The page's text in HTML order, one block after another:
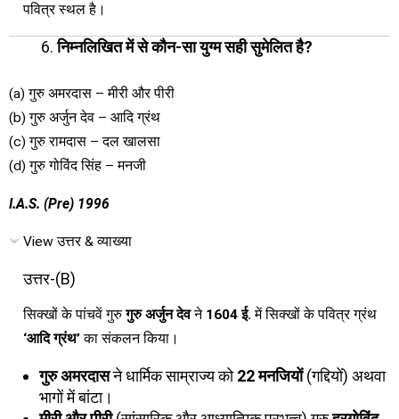
पवित्र स्थल है।
निम्नलिखित में से कौन-सा युग्म सही सुमेलित है?
(a) गुरु अमरदास – मीरी और पीरी
(b) गुरु अर्जुन देव – आदि ग्रंथ
(c) गुरु रामदास – दल खालसा
(d) गुरु गोविंद सिंह – मनजी
I.A.S. (Pre) 1996
View उत्तर & व्याख्या
उत्तर-(B)
सिक्खों के पांचवें गुरुगुरु अर्जुन देवने 1604 ई. में सिक्खों के पवित्र ग्रंथ
‘आदि ग्रंथ’का संकलन किया।
गुरु अमरदासने धार्मिक साम्राज्य को22 मनजियों(गद्दियों) अथवा
भागों में बांटा।